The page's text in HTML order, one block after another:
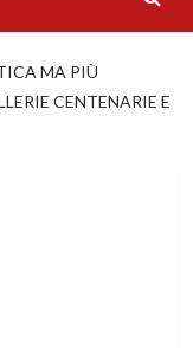
MA PIÙ
CENTENARIE E